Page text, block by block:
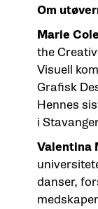
Om
Marie Cole
the
Visuell
Grafisk
Hennes
i
Valentina
danser,